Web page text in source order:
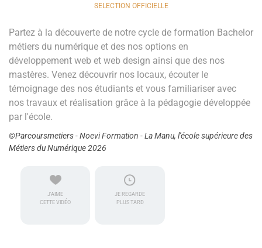
SELECTION OFFICIELLE
Partez à la découverte de notre cycle de formation Bachelor
métiers du numérique et des nos options en
développement web et web design ainsi que des nos
mastères. Venez découvrir nos locaux, écouter le
témoignage des nos étudiants et vous familiariser avec
nos travaux et réalisation grâce à la pédagogie développée
par l'école.
©Parcoursmetiers - Noevi Formation - La Manu, l'école supérieure des
Métiers du Numérique 2026
J'AIME
CETTE VIDÉO
JE REGARDE
PLUS TARD